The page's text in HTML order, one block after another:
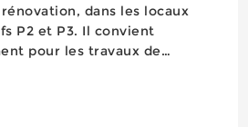
dans les locaux
P2 et P3. Il convient
pour les travaux de